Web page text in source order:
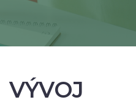
VÝVOJ